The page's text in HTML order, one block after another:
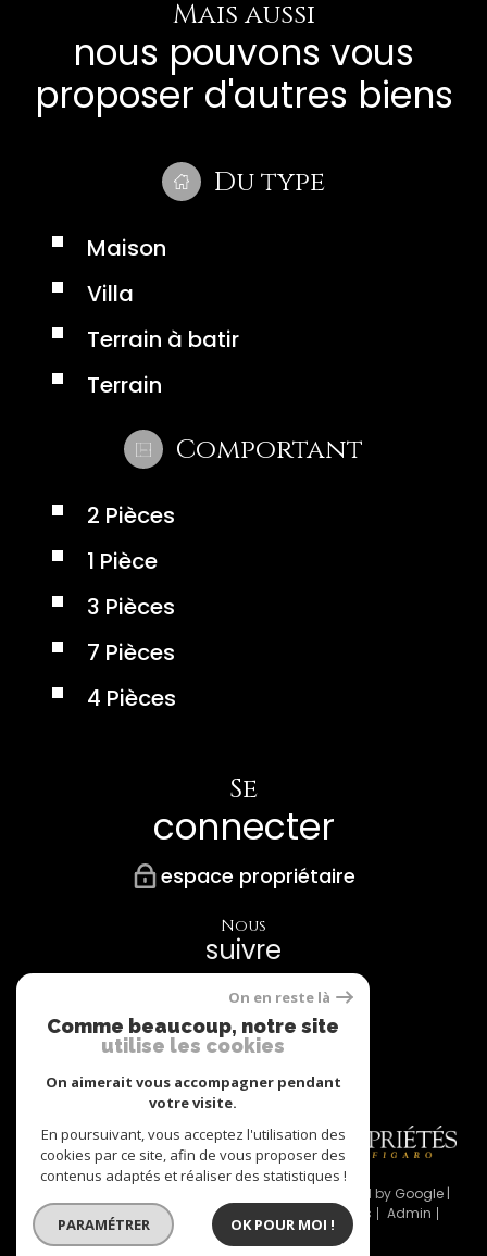
Mais aussi
nous pouvons vous
proposer d'autres biens
Du type
Maison
Villa
Terrain à batir
Terrain
Comportant
2 Pièces
1 Pièce
3 Pièces
7 Pièces
4 Pièces
Se
connecter
espace propriétaire
Nous
suivre
Nos
Partenaires
© 2026 | Tous droits réservés | Traduction powered by Google |
Nos honoraires
Plan du site Mentions légales
Admin
Partenaires
Politique RGPD Cookies
On en reste là
Comme beaucoup, notre site
utilise les cookies
On aimerait vous accompagner pendant
votre visite.
En poursuivant, vous acceptez l'utilisation des
cookies par ce site, afin de vous proposer des
contenus adaptés et réaliser des statistiques !
PARAMÉTRER OK POUR MOI !